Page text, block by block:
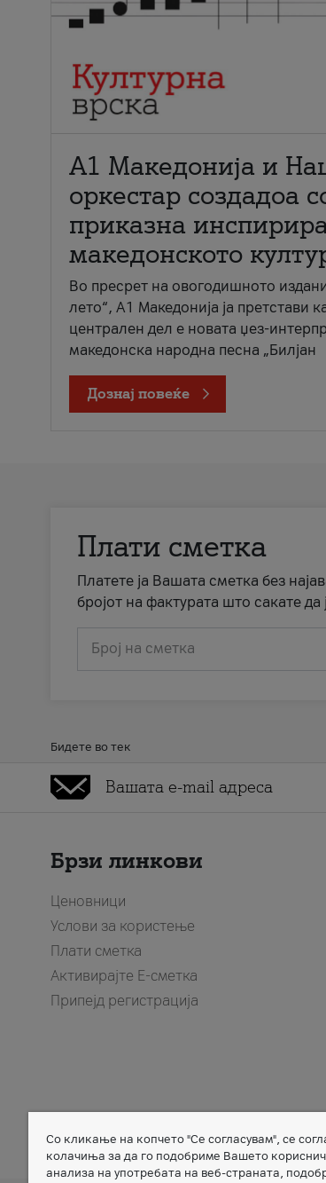
А1 Македонија и
оркестар создадоа
приказна
македонското
Во пресрет на овогодишното
лето“, А1 Македонија ја претстави
централен дел е новата џез-
македонска народна песна „Билјан
Дознај повеќе
Плати сметка
Платете ја Вашата сметка без
бројот на фактурата што сакате да
Број на сметка
Бидете во тек
Брзи линкови
Ценовници
Услови за користење
Плати сметка
Активирајте Е-сметка
Припејд регистрација
Member of
Со кликање на копчето "Се согласувам", се
колачиња за да го подобриме Вашето
анализа на употребата на веб-страната,